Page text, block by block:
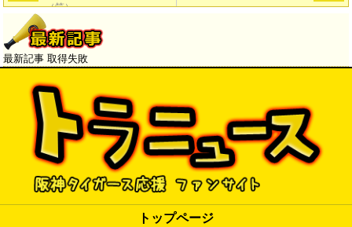
（笑）」
最新記事 取得失敗
トップページ